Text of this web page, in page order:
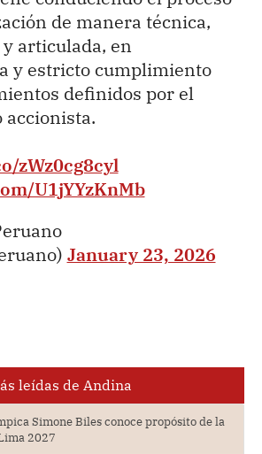
de manera técnica,
articulada, en
y estricto cumplimiento
definidos por el
accionista.
zWz0cg8cyl
U1jYYzKnMb
January 23, 2026
leídas de Andina
Simone Biles conoce propósito de la
2027